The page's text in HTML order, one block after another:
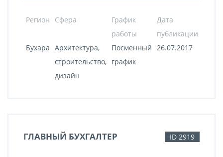
Регион Сфера
График
работы
Дата
публикации
Бухара Архитектура,
строительство,
дизайн
Посменный
график
26.07.2017
ГЛАВНЫЙ БУХГАЛТЕР ID 2919